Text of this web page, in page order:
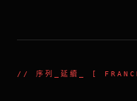
// 序列_延續 _ [